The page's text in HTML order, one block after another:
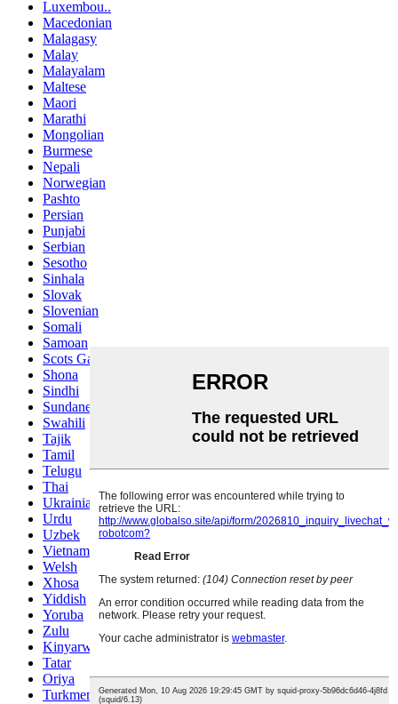
Luxembou..
Macedonian
Malagasy
Malay
Malayalam
Maltese
Maori
Marathi
Mongolian
Burmese
Nepali
Norwegian
Pashto
Persian
Punjabi
Serbian
Sesotho
Sinhala
Slovak
Slovenian
Somali
Samoan
Scots Gaelic
Shona
Sindhi
Sundanese
Swahili
Tajik
Tamil
Telugu
Thai
Ukrainian
Urdu
Uzbek
Vietnamese
Welsh
Xhosa
Yiddish
Yoruba
Zulu
Kinyarwanda
Tatar
Oriya
Turkmen